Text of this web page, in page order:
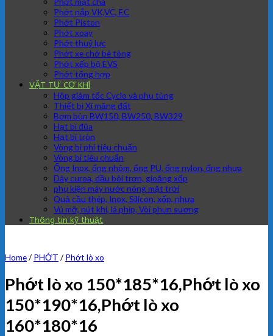
Phớt nắp VK,VC, EC
Phớt Piston
Phớt xoay
Phớt thuỷ lực
Phớt xe chở bê tông
Phớt xếp bộ EVS
Phớt tổng hợp
VẬT TƯ CƠ KHÍ
Hộp giảm tốc Cyclo và phụ tùng
Thiết bị Xi măng đất
Bơm bùn BW150, BW250, BW329
Hạt bi đũa
Hạt bi tròn
Vòng bi phi tiêu chuẩn
Vòng bi tiêu chuẩn
Ống Inox, ống nhôm, ống PU, ống nylon, ống nhựa
Dây curoa, dầu bôi trơn, gioăng xốp
phụ kiện máy nước nóng mặt trời
Quả cầu thép, Inox, Silicon, xốp, nhựa
Vú mỡ, nút khí, lá phíp, Vòi phun sương
Thông tin kỹ thuật
Home/ PHỚT / Phớt lò xo
Phớt lò xo 150*185*16,Phớt lò xo
150*190*16,Phớt lò xo
160*180*16